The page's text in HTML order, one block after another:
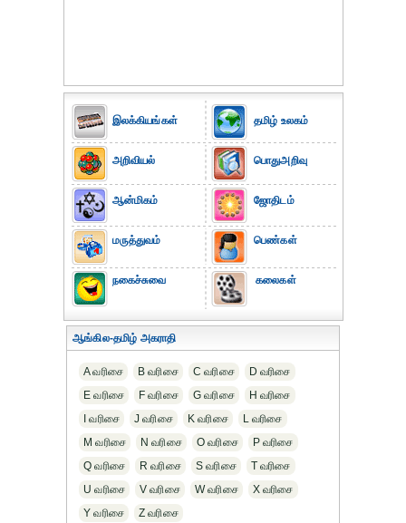
இலக்கியங்கள்
அறிவியல்
ஆன்மிகம்
மருத்துவம்
நகைச்சுவை
தமிழ் உலகம்
பொதுஅறிவு
ஜோதிடம்
பெண்கள்
கலைகள்
ஆங்கில-தமிழ் அகராதி
A வரிசை B வரிசை C வரிசை
D வரிசை
E வரிசை
F வரிசை G வரிசை
H வரிசை
I வரிசை
J வரிசை K வரிசை
L வரிசை
M வரிசை
N வரிசை O வரிசை
P வரிசை
Q வரிசை
R வரிசை S வரிசை
T வரிசை
U வரிசை
V வரிசை W வரிசை
X வரிசை
Y வரிசை
Z வரிசை